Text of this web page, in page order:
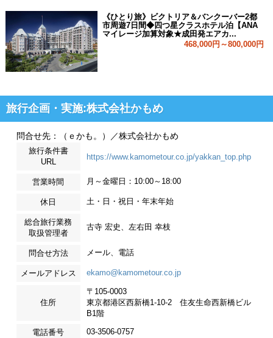
《ひとり旅》ビクトリア＆バンクーバー2都
市周遊7日間◆四つ星クラスホテル泊【ANA
マイレージ加算対象★成田発エアカ...
468,000円～800,000円
旅行企画・実施:株式会社かもめ
問合せ先：（ｅかも。）／株式会社かもめ
旅行条件書
URL
https://www.kamometour.co.jp/yakkan_top.php
営業時間 月～金曜日：10:00～18:00
休日 土・日・祝日・年末年始
総合旅行業務
取扱管理者
古寺 宏史、左右田 幸枝
問合せ方法 メール、電話
メールアドレス ekamo@kamometour.co.jp
住所
〒105-0003
東京都港区西新橋1-10-2 住友生命西新橋ビル
B1階
電話番号 03-3506-0757